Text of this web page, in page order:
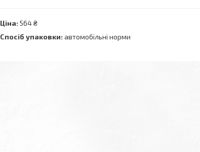
Ціна: 564 ₴
Спосіб упаковки: автомобільні норми